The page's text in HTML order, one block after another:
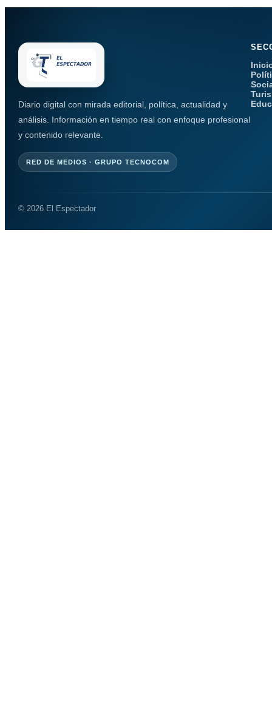
Diario digital con mirada editorial, política, actualidad y
análisis. Información en tiempo real con enfoque profesional
y contenido relevante.
RED DE MEDIOS · GRUPO TECNOCOM
© 2026 El Espectador